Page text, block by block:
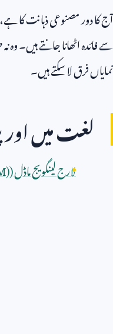
آج کا دور مصنوعی ذہانت کا
سے فائدہ اٹھانا جانتے ہیں۔ وہ
نمایاں فرق لا سکتے ہیں۔
لغت میں
لارج لینگویج ماڈل (